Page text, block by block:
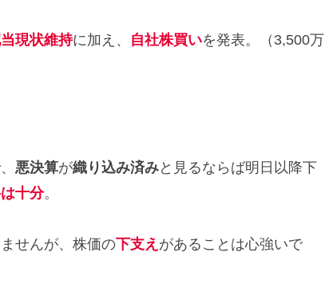
現状維持に加え、 自社株買いを発表。（3,500万
悪決算が織り込み済みと見るならば明日以降下
十分。
せんが、株価の下支え があることは心強いで